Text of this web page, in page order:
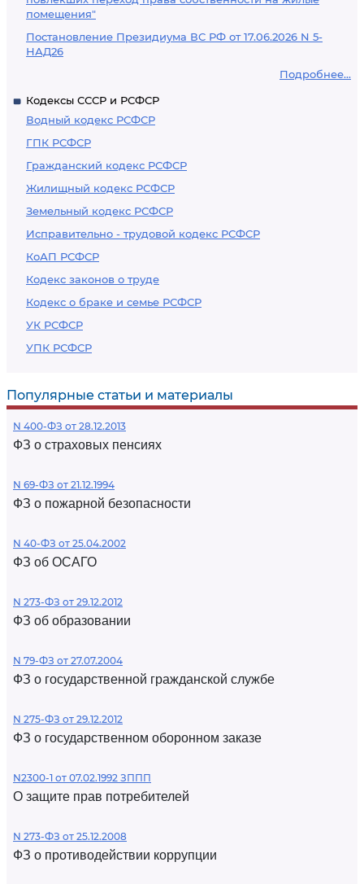
помещения"
Постановление Президиума ВС РФ от 17.06.2026 N 5-
НАД26
Подробнее...
Кодексы СССР и РСФСР
Водный кодекс РСФСР
ГПК РСФСР
Гражданский кодекс РСФСР
Жилищный кодекс РСФСР
Земельный кодекс РСФСР
Исправительно - трудовой кодекс РСФСР
КоАП РСФСР
Кодекс законов о труде
Кодекс о браке и семье РСФСР
УК РСФСР
УПК РСФСР
Популярные статьи и материалы
N 400-ФЗ от 28.12.2013
ФЗ о страховых пенсиях
N 69-ФЗ от 21.12.1994
ФЗ о пожарной безопасности
N 40-ФЗ от 25.04.2002
ФЗ об ОСАГО
N 273-ФЗ от 29.12.2012
ФЗ об образовании
N 79-ФЗ от 27.07.2004
ФЗ о государственной гражданской службе
N 275-ФЗ от 29.12.2012
ФЗ о государственном оборонном заказе
N2300-1 от 07.02.1992 ЗППП
О защите прав потребителей
N 273-ФЗ от 25.12.2008
ФЗ о противодействии коррупции